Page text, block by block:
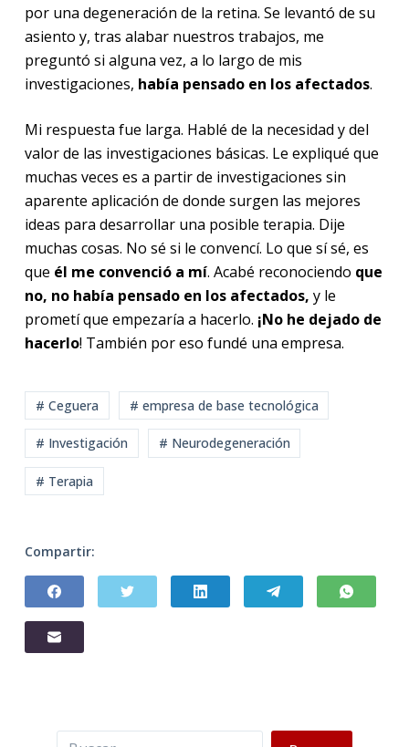
por una degeneración de la retina. Se levantó de su
asiento y, tras alabar nuestros trabajos, me
preguntó si alguna vez, a lo largo de mis
investigaciones, había pensado en los afectados.
Mi respuesta fue larga. Hablé de la necesidad y del
valor de las investigaciones básicas. Le expliqué que
muchas veces es a partir de investigaciones sin
aparente aplicación de donde surgen las mejores
ideas para desarrollar una posible terapia. Dije
muchas cosas. No sé si le convencí. Lo que sí sé, es
que él me convenció a mí. Acabé reconociendo que
no, no había pensado en los afectados, y le
prometí que empezaría a hacerlo. ¡No he dejado de
hacerlo! También por eso fundé una empresa.
# Ceguera # empresa de base tecnológica
# Investigación # Neurodegeneración
# Terapia
Compartir:
Buscar